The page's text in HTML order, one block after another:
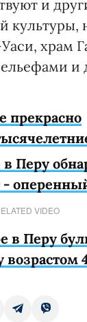
и
культуры,
храм
и
прекрасно
Перу
-
VIDEO
в Перу